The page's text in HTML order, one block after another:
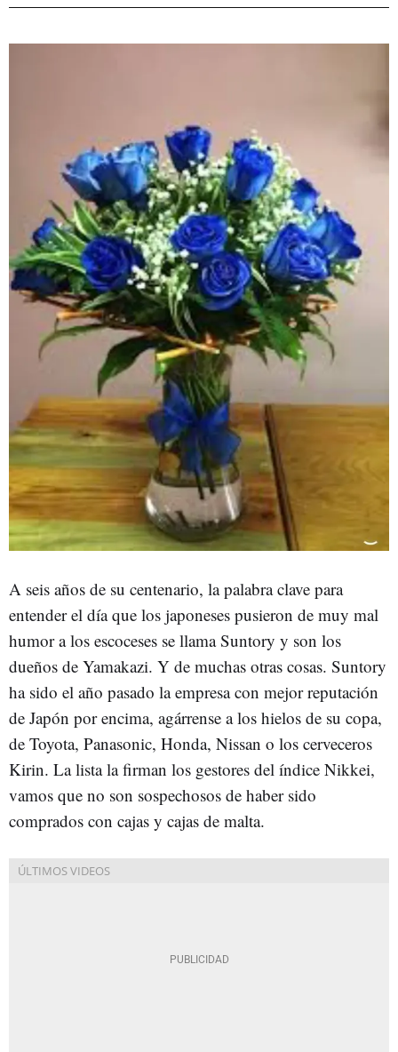
A seis años de su centenario, la palabra clave para
entender el día que los japoneses pusieron de muy mal
humor a los escoceses se llama Suntory y son los
dueños de Yamakazi. Y de muchas otras cosas. Suntory
ha sido el año pasado la empresa con mejor reputación
de Japón por encima, agárrense a los hielos de su copa,
de Toyota, Panasonic, Honda, Nissan o los cerveceros
Kirin. La lista la firman los gestores del índice Nikkei,
vamos que no son sospechosos de haber sido
comprados con cajas y cajas de malta.